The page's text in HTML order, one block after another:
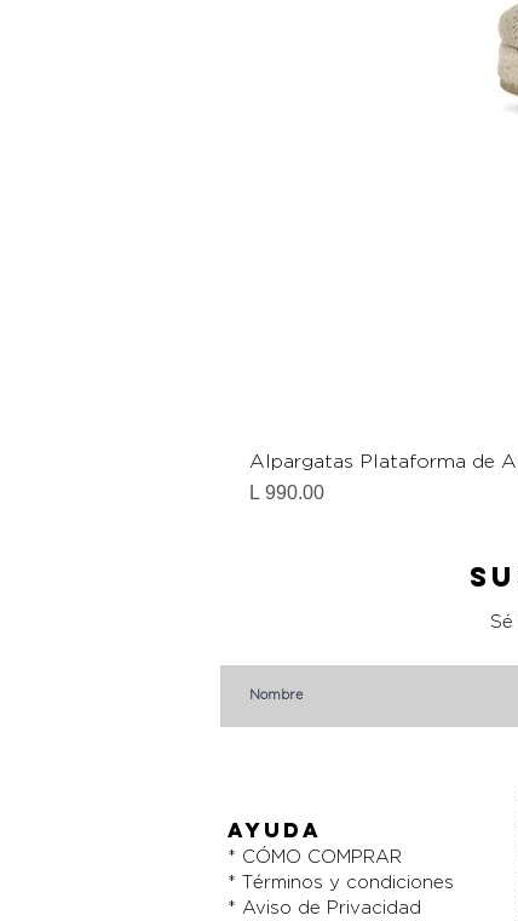
Alpargatas Plataforma de
Precio
L 990.00
AYUDA
* CÓMO COMPRAR
* Términos y condiciones
* Aviso de Privacidad